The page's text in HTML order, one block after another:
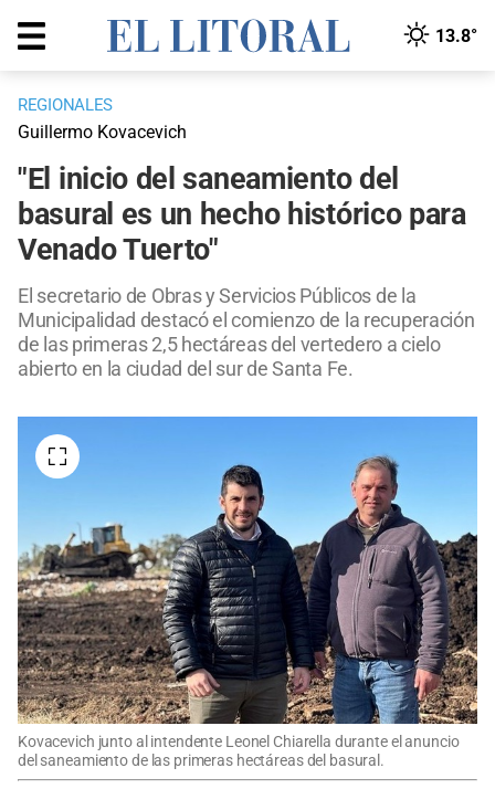
13.8°
REGIONALES
Guillermo Kovacevich
"El inicio del saneamiento del
basural es un hecho histórico para
Venado Tuerto"
El secretario de Obras y Servicios Públicos de la
Municipalidad destacó el comienzo de la recuperación
de las primeras 2,5 hectáreas del vertedero a cielo
abierto en la ciudad del sur de Santa Fe.
Kovacevich junto al intendente Leonel Chiarella durante el anuncio
del saneamiento de las primeras hectáreas del basural.